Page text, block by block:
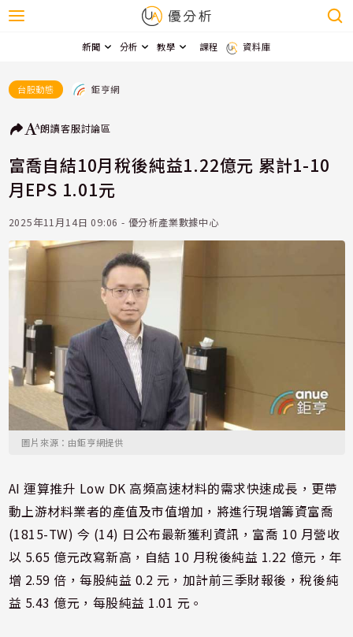
新聞 分析 教學 課程 資料庫
台股動態 鉅亨網
朗讀客服討論區
富喬自結10月稅後純益1.22億元 累計1-10
月EPS 1.01元
2025年11月14日 09:06 - 優分析產業數據中心
圖片來源：由鉅亨網提供
AI 運算推升 Low DK 高頻高速材料的需求快速成長，更帶
動上游材料業者的產值及市值增加，將進行現增籌資富喬
(1815-TW) 今 (14) 日公布最新獲利資訊，富喬 10 月營收
以 5.65 億元改寫新高，自結 10 月稅後純益 1.22 億元，年
增 2.59 倍，每股純益 0.2 元，加計前三季財報後，稅後純
益 5.43 億元，每股純益 1.01 元。